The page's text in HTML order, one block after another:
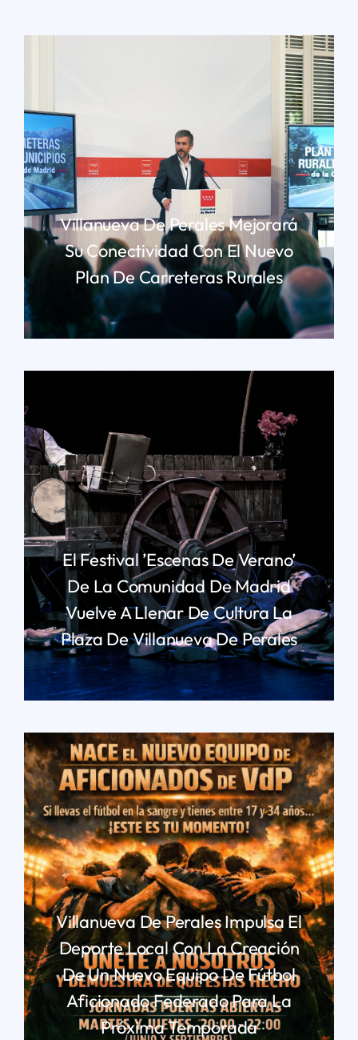
Villanueva De Perales Mejorará
Su Conectividad Con El Nuevo
Plan De Carreteras Rurales
LEER MÁS
El Festival ’Escenas De Verano’
De La Comunidad De Madrid
Vuelve A Llenar De Cultura La
Plaza De Villanueva De Perales
LEER MÁS
Villanueva De Perales Impulsa El
Deporte Local Con La Creación
De Un Nuevo Equipo De Fútbol
Aficionado Federado Para La
Próxima Temporada